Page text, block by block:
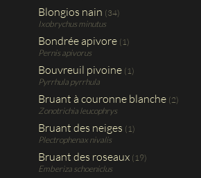
Blongios nain (34)
Ixobrychus minutus
Bondrée apivore (1)
Pernis apivorus
Bouvreuil pivoine (1)
Pyrrhula pyrrhula
Bruant à couronne blanche (2)
Zonotrichia leucophrys
Bruant des neiges (1)
Plectrophenax nivalis
Bruant des roseaux (19)
Emberiza schoeniclus